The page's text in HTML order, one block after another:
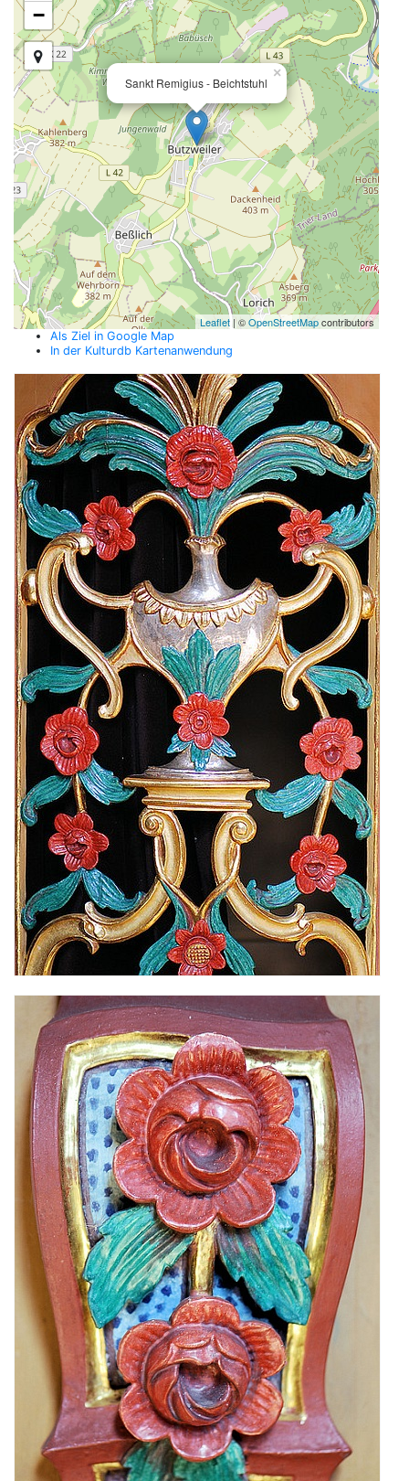
Sankt Remigius - Beichtstuhl
×
−
Leaflet | ©OpenStreetMapcontributors
Als Ziel in Google Map
In der Kulturdb Kartenanwendung